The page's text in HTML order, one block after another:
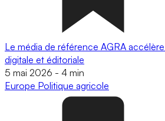
Le média de référence AGRA
digitale et éditoriale
5 mai 2026 - 4 min
Europe Politique agricole